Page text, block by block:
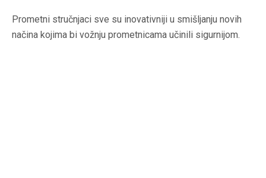
Prometni stručnjaci sve su inovativniji u smišljanju novih
načina kojima bi vožnju prometnicama učinili sigurnijom.